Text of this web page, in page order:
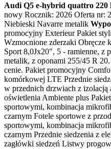
Audi Q5 e-hybrid quattro 220
nowy Rocznik: 2026 Oferta nr:
Niebieski Navarre metalik
promocyjny Exterieur Pakiet
Wzmocnione zderzaki Obręcze
Sport 8,0Jx20", 5 - ramienne, z
metalik, z oponami 255/45 R
cenie. Pakiet promocyjny
komórkowej LTE Przednie
w przednich drzwiach z izolacją
oświetlenia Ambiente plus
sportowymi, kombinacja
czarnym Fotele sportowe z
sportowymi, kombinacja
czarnym Przednie siedzenia z
zagłówki siedzeń Listwy